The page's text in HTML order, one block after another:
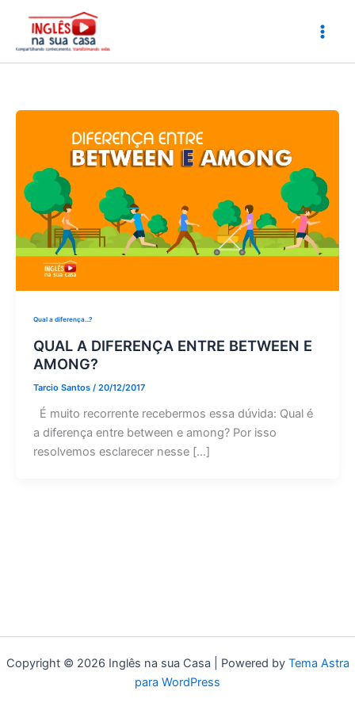
conteúdo
Qual a diferença...?
QUAL A DIFERENÇA ENTRE BETWEEN E
AMONG?
Tarcio Santos / 20/12/2017
É muito recorrente recebermos essa dúvida: Qual é
a diferença entre between e among? Por isso
resolvemos esclarecer nesse […]
Copyright © 2026 Inglês na sua Casa | Powered by Tema Astra
para WordPress